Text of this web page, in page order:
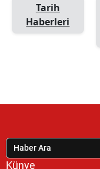
Tarih
Haberleri
Künye